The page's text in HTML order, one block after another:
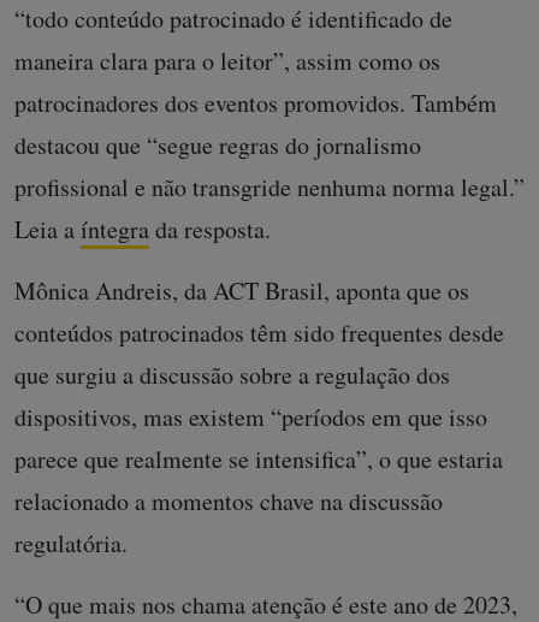
“todo conteúdo patrocinado é identificado de
maneira clara para o leitor”, assim como os
patrocinadores dos eventos promovidos. Também
destacou que “segue regras do jornalismo
profissional e não transgride nenhuma norma legal.”
Leia aíntegrada resposta.
Mônica Andreis, da ACT Brasil, aponta que os
conteúdos patrocinados têm sido frequentes desde
que surgiu a discussão sobre a regulação dos
dispositivos, mas existem “períodos em que isso
parece que realmente se intensifica”, o que estaria
relacionado a momentos chave na discussão
regulatória.
“O que mais nos chama atenção é este ano de 2023,